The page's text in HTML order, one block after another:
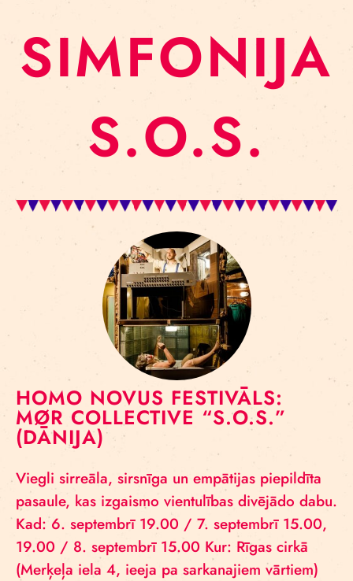
SIMFONIJA
S.O.S.
HOMO NOVUS FESTIVĀLS:
MØR COLLECTIVE “S.O.S.”
(DĀNIJA)
Viegli sirreāla, sirsnīga un empātijas piepildīta
pasaule, kas izgaismo vientulības divējādo dabu.
Kad: 6. septembrī 19.00 / 7. septembrī 15.00,
19.00 / 8. septembrī 15.00 Kur: Rīgas cirkā
(Merķeļa iela 4, ieeja pa sarkanajiem vārtiem)